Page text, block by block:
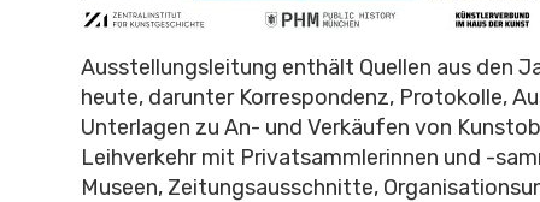
Ausstellungsleitung enthält Quellen aus den
heute, darunter Korrespondenz, Protokolle,
Unterlagen zu An- und Verkäufen von
Leihverkehr mit Privatsammlerinnen und -
Museen, Zeitungsausschnitte,